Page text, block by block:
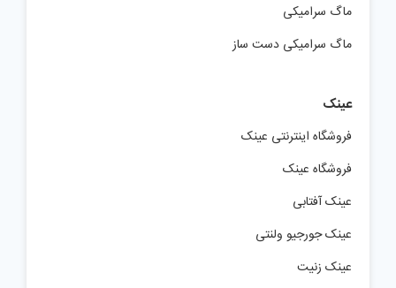
ماگ سرامیکی
ماگ سرامیکی دست ساز
عینک
فروشگاه اینترنتی عینک
فروشگاه عینک
عینک آفتابی
عینک جورجیو ولنتی
عینک زنیت